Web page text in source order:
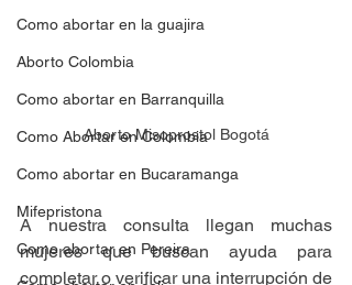
Como abortar en la guajira
Aborto Colombia
Como abortar en Barranquilla
Como Abortar en Colombia
Como abortar en Bucaramanga
Mifepristona
Como abortar en Pereira
Aborto Misoprostol Bogotá
A nuestra consulta llegan muchas
mujeres que buscan ayuda para
completar o verificar una interrupción de